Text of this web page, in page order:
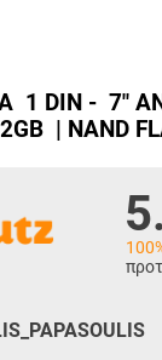
1 DIN - 7"
| NAND